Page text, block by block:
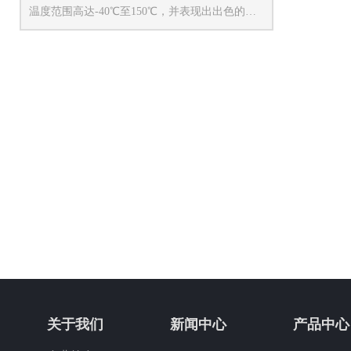
温度范围高达-40℃至150℃，并表现出出色的长
期稳定性。
关于我们 新闻中心 产品中心